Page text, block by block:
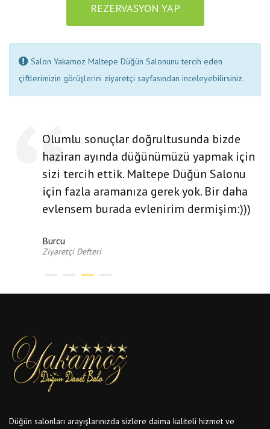
REZERVASYON YAP
Salon Yakamoz Maltepe Düğün Salonunu tercih eden
çiftlerimizin görüşlerini ziyaretçi sayfasından inceleyebilirsiniz.
Olumlu sonuçlar doğrultusunda bizde
haziran ayında düğünümüzü yapmak için
sizi tercih ettik. Maltepe Düğün Salonu
için fazla aramanıza gerek yok. Bir daha
evlensem burada evlenirim dermişim:)))
Burcu
Ziyaretçi Defteri
Düğün salonları arayışlarınızda sizlere daima kaliteli hizmet ve